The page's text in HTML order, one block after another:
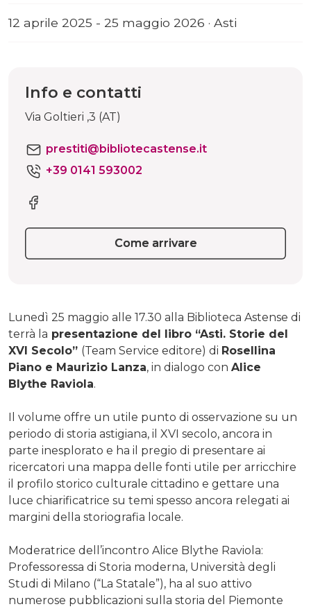
12 aprile 2025 - 25 maggio 2026 · Asti
Lunedì 25 maggio alle 17.30 alla Biblioteca Astense di
terrà la presentazione del libro “Asti. Storie del
XVI Secolo” (Team Service editore) di Rosellina
Piano e Maurizio Lanza, in dialogo con Alice
Blythe Raviola.
Il volume offre un utile punto di osservazione su un
periodo di storia astigiana, il XVI secolo, ancora in
parte inesplorato e ha il pregio di presentare ai
ricercatori una mappa delle fonti utile per arricchire
il profilo storico culturale cittadino e gettare una
luce chiarificatrice su temi spesso ancora relegati ai
margini della storiografia locale.
Moderatrice dell’incontro Alice Blythe Raviola:
Professoressa di Storia moderna, Università degli
Studi di Milano (“La Statale”), ha al suo attivo
numerose pubblicazioni sulla storia del Piemonte
Info e contatti
Via Goltieri ,3 (AT)
prestiti@bibliotecastense.it
+39 0141 593002
Come arrivare